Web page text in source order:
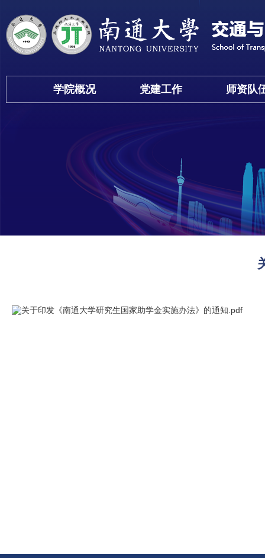
学院概况 党建工作 师资队
关于印发《南通大学研究生国家助学金实施办法》的通知.pdf